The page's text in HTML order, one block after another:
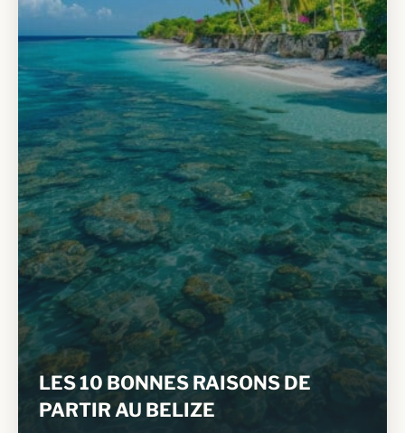
LES 10 BONNES RAISONS DE
PARTIR AU BELIZE